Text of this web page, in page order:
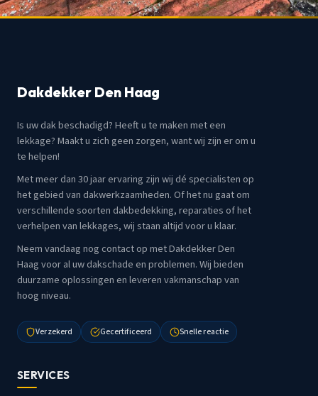
Dakdekker Den Haag
Is uw dak beschadigd? Heeft u te maken met een
lekkage? Maakt u zich geen zorgen, want wij zijn er om u
te helpen!
Met meer dan 30 jaar ervaring zijn wij dé specialisten op
het gebied van dakwerkzaamheden. Of het nu gaat om
verschillende soorten dakbedekking, reparaties of het
verhelpen van lekkages, wij staan altijd voor u klaar.
Neem vandaag nog contact op met Dakdekker Den
Haag voor al uw dakschade en problemen. Wij bieden
duurzame oplossingen en leveren vakmanschap van
hoog niveau.
Verzekerd Gecertificeerd Snelle reactie
SERVICES